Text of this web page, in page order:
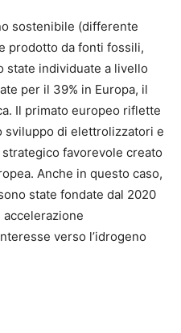
sostenibile (differente
prodotto da fonti fossili,
state individuate a livello
per il 39% in Europa, il
Il primato europeo riflette
sviluppo di elettrolizzatori e
favorevole creato
Anche in questo caso,
state fondate dal 2020
verso l’idrogeno